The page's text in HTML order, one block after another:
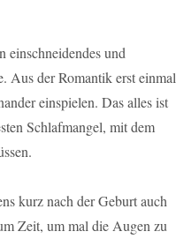
einschneidendes und
Aus der Romantik erst einmal
einspielen. Das alles ist
Schlafmangel, mit dem
kurz nach der Geburt auch
Zeit, um mal die Augen zu